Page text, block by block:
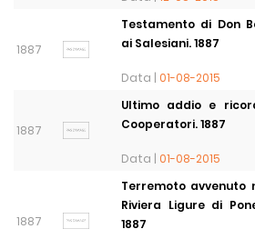
1887
Testamento di Don
ai Salesiani. 1887
Data | 01-08-2015
1887
Ultimo addio e
Cooperatori. 1887
Data | 01-08-2015
1887
Terremoto avvenuto
Riviera Ligure di
1887